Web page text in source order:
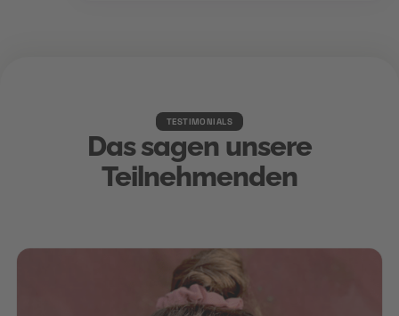
TESTIMONIALS
Das sagen unsere
Teilnehmenden